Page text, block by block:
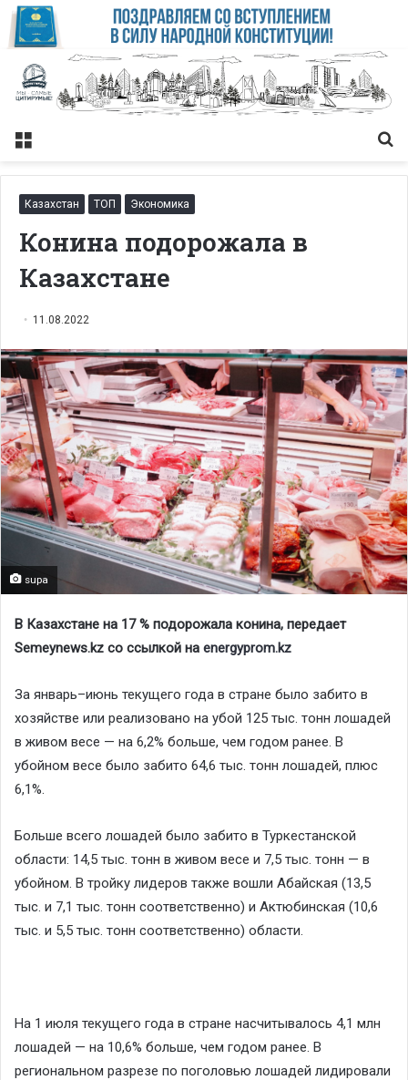
Меню
Казахстан ТОП Экономика
Конина подорожала в
Казахстане
11.08.2022
supa
В Казахстане на 17 % подорожала конина, передает
Semeynews.kz со ссылкой на energyprom.kz
За январь–июнь текущего года в стране было забито в
хозяйстве или реализовано на убой 125 тыс. тонн лошадей
в живом весе — на 6,2% больше, чем годом ранее. В
убойном весе было забито 64,6 тыс. тонн лошадей, плюс
6,1%.
Больше всего лошадей было забито в Туркестанской
области: 14,5 тыс. тонн в живом весе и 7,5 тыс. тонн — в
убойном. В тройку лидеров также вошли Абайская (13,5
тыс. и 7,1 тыс. тонн соответственно) и Актюбинская (10,6
тыс. и 5,5 тыс. тонн соответственно) области.
На 1 июля текущего года в стране насчитывалось 4,1 млн
лошадей — на 10,6% больше, чем годом ранее. В
региональном разрезе по поголовью лошадей лидировали